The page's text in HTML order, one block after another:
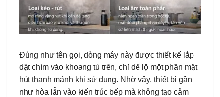
Đúng như tên gọi, dòng máy này được thiết kế lắp
đặt chìm vào khoang tủ trên, chỉ để lộ một phần mặt
hút thanh mảnh khi sử dụng. Nhờ vậy, thiết bị gần
như hòa lẫn vào kiến trúc bếp mà không tạo cảm